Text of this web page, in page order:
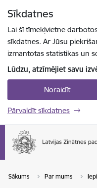
Sīkdatnes
Lai šī tīmekļvietne
sīkdatnes. Ar Jūsu
izmantotas statistikas un
Lūdzu, atzīmējiet savu
Noraidīt
Pārvaldīt sīkdatnes
Sākums Par mums